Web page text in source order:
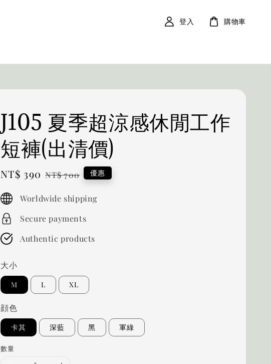
登入 購物車
J105 夏季超涼感休閒工作
短褲(出清價)
Sale
NT$ 390 Regular
NT$ 700 優惠
Worldwide shipping
Secure payments
Authentic products
大小
M L XL
顔色
卡其 深藍 黑 軍綠
數量